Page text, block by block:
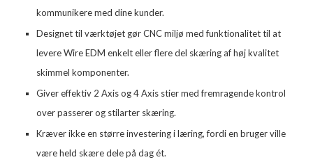
kommunikere med dine kunder.
Designet til værktøjet gør CNC miljø med funktionalitet til at
levere Wire EDM enkelt eller flere del skæring af høj kvalitet
skimmel komponenter.
Giver effektiv 2 Axis og 4 Axis stier med fremragende kontrol
over passerer og stilarter skæring.
Kræver ikke en større investering i læring, fordi en bruger ville
være held skære dele på dag ét.